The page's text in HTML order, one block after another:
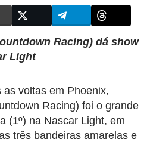
Racing) dá show
Light
voltas em Phoenix,
Racing) foi o grande
(1º) na Nascar Light, em
três bandeiras amarelas e